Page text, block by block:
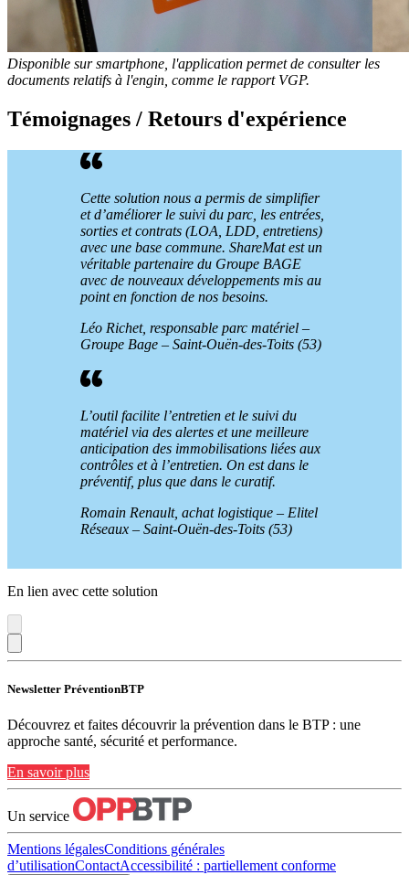
Disponible sur smartphone, l'application permet de consulter les
documents relatifs à l'engin, comme le rapport VGP.
Témoignages / Retours d'expérience
Cette solution nous a permis de simplifier
et d’améliorer le suivi du parc, les entrées,
sorties et contrats (LOA, LDD, entretiens)
avec une base commune. ShareMat est un
véritable partenaire du Groupe BAGE
avec de nouveaux développements mis au
point en fonction de nos besoins.
Léo Richet, responsable parc matériel –
Groupe Bage – Saint-Ouën-des-Toits (53)
L’outil facilite l’entretien et le suivi du
matériel via des alertes et une meilleure
anticipation des immobilisations liées aux
contrôles et à l’entretien. On est dans le
préventif, plus que dans le curatif.
Romain Renault, achat logistique – Elitel
Réseaux – Saint-Ouën-des-Toits (53)
En lien avec cette solution
Newsletter PréventionBTP
Découvrez et faites découvrir la prévention dans le BTP : une
approche santé, sécurité et performance.
En savoir plus
Un service
Mentions légalesConditions générales
d’utilisationContactAccessibilité : partiellement conforme